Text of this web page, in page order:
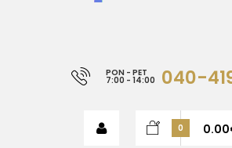
PON - PET
7:00 - 14:00 040-
0